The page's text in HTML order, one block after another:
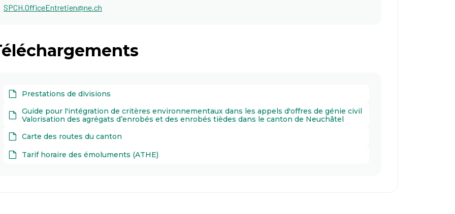
SPCH.OfficeEntretien@ne.ch
Prestations de divisions
Guide pour l'intégration de critères environnementaux dans les appels d'offres de génie civil
Valorisation des agrégats d’enrobés et des enrobés tièdes dans le canton de Neuchâtel
Carte des routes du canton
Tarif horaire des émoluments (ATHE)